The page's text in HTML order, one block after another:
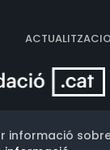
informació